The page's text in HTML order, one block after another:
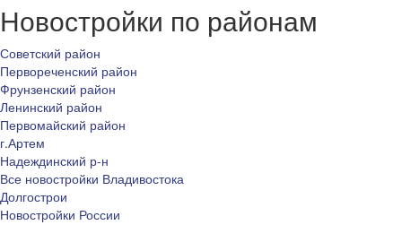
Новостройки по районам
Советский район
Первореченский район
Фрунзенский район
Ленинский район
Первомайский район
г.Артем
Надеждинский р-н
Все новостройки Владивостока
Долгострои
Новостройки России